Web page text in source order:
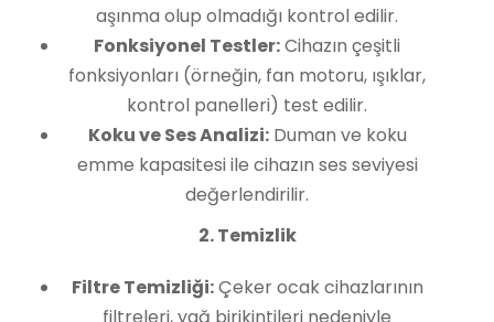
aşınma olup olmadığı kontrol edilir.
Fonksiyonel Testler:Cihazın çeşitli
fonksiyonları (örneğin, fan motoru, ışıklar,
kontrol panelleri) test edilir.
Koku ve Ses Analizi:Duman ve koku
emme kapasitesi ile cihazın ses seviyesi
değerlendirilir.
2. Temizlik
Filtre Temizliği:Çeker ocak cihazlarının